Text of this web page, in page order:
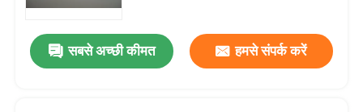
सबसे अच्छी कीमत हमसे संपर्क करें